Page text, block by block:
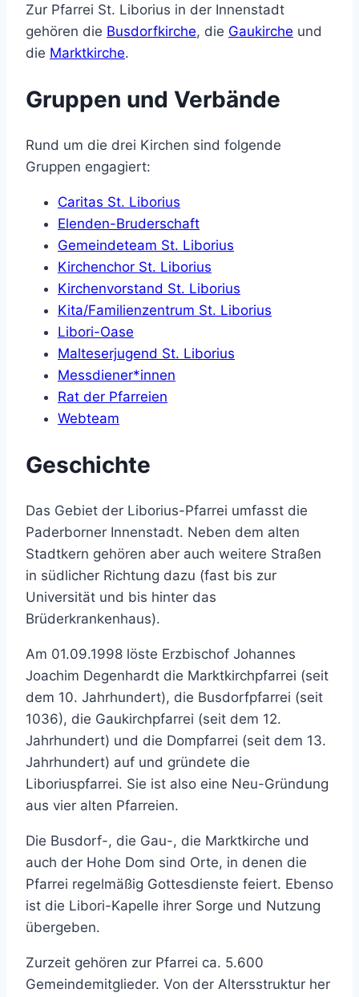
Zur Pfarrei St. Liborius in der Innenstadt
gehören die Busdorfkirche, die Gaukirche und
die Marktkirche.
Gruppen und Verbände
Rund um die drei Kirchen sind folgende
Gruppen engagiert:
Caritas St. Liborius
Elenden-Bruderschaft
Gemeindeteam St. Liborius
Kirchenchor St. Liborius
Kirchenvorstand St. Liborius
Kita/Familienzentrum St. Liborius
Libori-Oase
Malteserjugend St. Liborius
Messdiener*innen
Rat der Pfarreien
Webteam
Geschichte
Das Gebiet der Liborius-Pfarrei umfasst die
Paderborner Innenstadt. Neben dem alten
Stadtkern gehören aber auch weitere Straßen
in südlicher Richtung dazu (fast bis zur
Universität und bis hinter das
Brüderkrankenhaus).
Am 01.09.1998 löste Erzbischof Johannes
Joachim Degenhardt die Marktkirchpfarrei (seit
dem 10. Jahrhundert), die Busdorfpfarrei (seit
1036), die Gaukirchpfarrei (seit dem 12.
Jahrhundert) und die Dompfarrei (seit dem 13.
Jahrhundert) auf und gründete die
Liboriuspfarrei. Sie ist also eine Neu-Gründung
aus vier alten Pfarreien.
Die Busdorf-, die Gau-, die Marktkirche und
auch der Hohe Dom sind Orte, in denen die
Pfarrei regelmäßig Gottesdienste feiert. Ebenso
ist die Libori-Kapelle ihrer Sorge und Nutzung
übergeben.
Zurzeit gehören zur Pfarrei ca. 5.600
Gemeindemitglieder. Von der Altersstruktur her